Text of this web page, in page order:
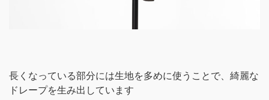
長くなっている部分には生地を多めに使うことで、綺麗な
ドレープを生み出しています